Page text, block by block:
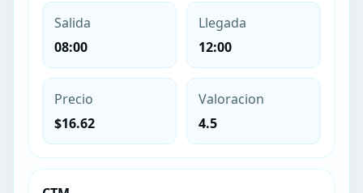
Salida
08:00
Llegada
12:00
Precio
$16.62
Valoracion
4.5